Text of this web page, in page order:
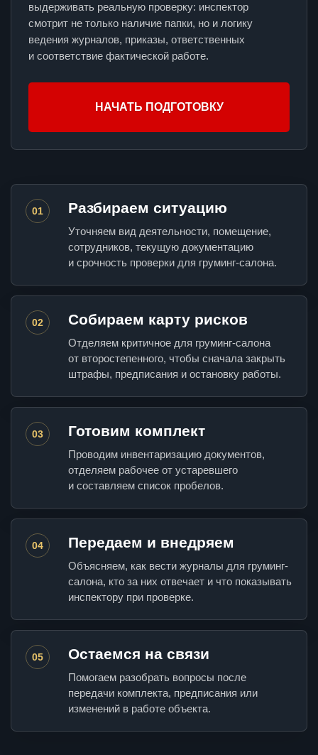
выдерживать реальную проверку: инспектор
смотрит не только наличие папки, но и логику
ведения журналов, приказы, ответственных
и соответствие фактической работе.
НАЧАТЬ ПОДГОТОВКУ
01 Разбираем ситуацию
Уточняем вид деятельности, помещение,
сотрудников, текущую документацию
и срочность проверки для груминг-салона.
02 Собираем карту рисков
Отделяем критичное для груминг-салона
от второстепенного, чтобы сначала закрыть
штрафы, предписания и остановку работы.
03 Готовим комплект
Проводим инвентаризацию документов,
отделяем рабочее от устаревшего
и составляем список пробелов.
04 Передаем и внедряем
Объясняем, как вести журналы для груминг-
салона, кто за них отвечает и что показывать
инспектору при проверке.
05 Остаемся на связи
Помогаем разобрать вопросы после
передачи комплекта, предписания или
изменений в работе объекта.